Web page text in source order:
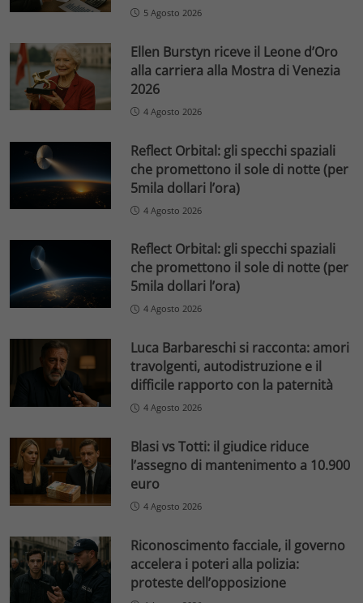
5 Agosto 2026
Ellen Burstyn riceve il Leone d’Oro
alla carriera alla Mostra di Venezia
2026
4 Agosto 2026
Reflect Orbital: gli specchi spaziali
che promettono il sole di notte (per
5mila dollari l’ora)
4 Agosto 2026
Reflect Orbital: gli specchi spaziali
che promettono il sole di notte (per
5mila dollari l’ora)
4 Agosto 2026
Luca Barbareschi si racconta: amori
travolgenti, autodistruzione e il
difficile rapporto con la paternità
4 Agosto 2026
Blasi vs Totti: il giudice riduce
l’assegno di mantenimento a 10.900
euro
4 Agosto 2026
Riconoscimento facciale, il governo
accelera i poteri alla polizia:
proteste dell’opposizione